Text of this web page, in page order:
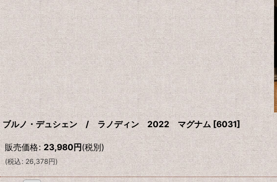
ブルノ・デュシェン / ラノディン 2022 マグナム [6031]
販売価格: 23,980円(税別)
(税込: 26,378円)